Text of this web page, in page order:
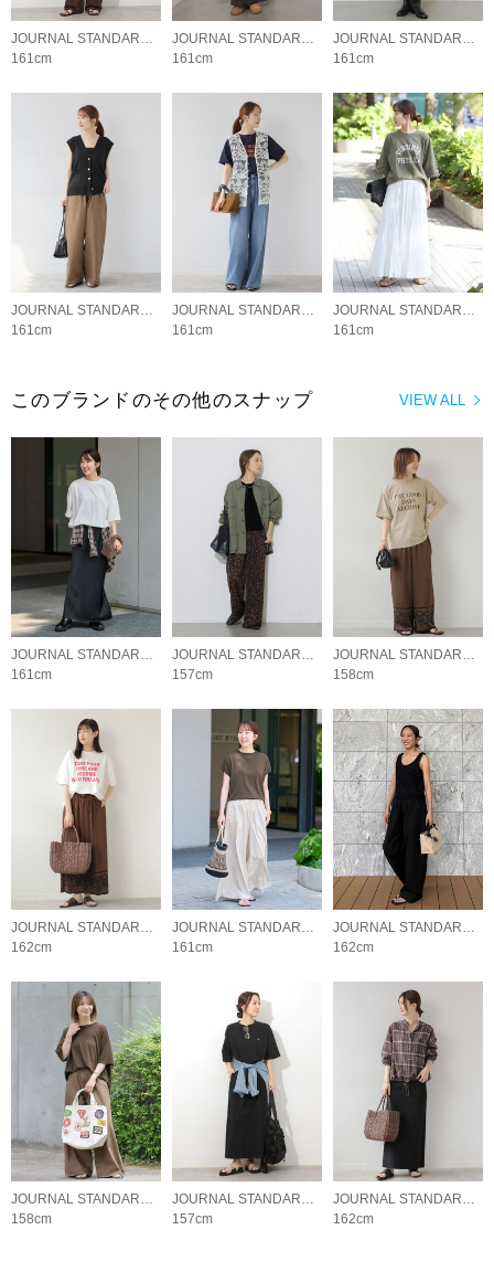
JOURNAL STANDARD relume LADYS
161cm
JOURNAL STANDARD relume LADYS
161cm
JOURNAL STANDARD relume LADYS
161cm
JOURNAL STANDARD relume LADYS
161cm
JOURNAL STANDARD relume LADYS
161cm
JOURNAL STANDARD relume LADYS
161cm
VIEW ALL
このブランドのその他のスナップ
JOURNAL STANDARD relume LADYS
161cm
JOURNAL STANDARD relume LADYS
157cm
JOURNAL STANDARD relume LADYS
158cm
162cm
161cm
162cm
158cm
157cm
162cm